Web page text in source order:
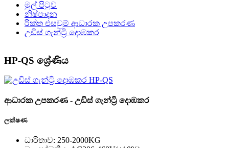
මුල් පිටුව
නිෂ්පාදන
රික්ත එසවුම් ආධාරක උපකරණ
උඩිස් ගැන්ට්‍රි දොඹකර
HP-QS ශ්‍රේණිය
ආධාරක උපකරණ - උඩිස් ගැන්ට්‍රි දොඹකර
ලක්ෂණ
ධාරිතාව: 250-2000KG